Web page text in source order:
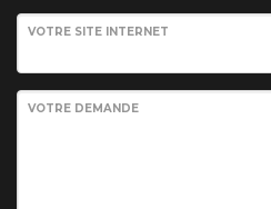
VOTRE SITE INTERNET
VOTRE DEMANDE